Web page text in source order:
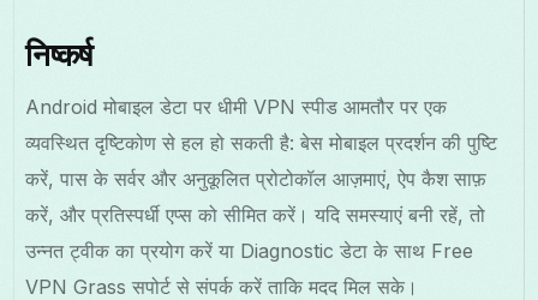
निष्कर्ष
Android मोबाइल डेटा पर धीमी VPN स्पीड आमतौर पर एक
व्यवस्थित दृष्टिकोण से हल हो सकती है: बेस मोबाइल प्रदर्शन की पुष्टि
करें, पास के सर्वर और अनुकूलित प्रोटोकॉल आज़माएं, ऐप कैश साफ़
करें, और प्रतिस्पर्धी एप्स को सीमित करें। यदि समस्याएं बनी रहें, तो
उन्नत ट्वीक का प्रयोग करें या Diagnostic डेटा के साथ Free
VPN Grass सपोर्ट से संपर्क करें ताकि मदद मिल सके।